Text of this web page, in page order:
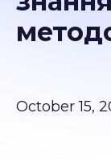
October 15,